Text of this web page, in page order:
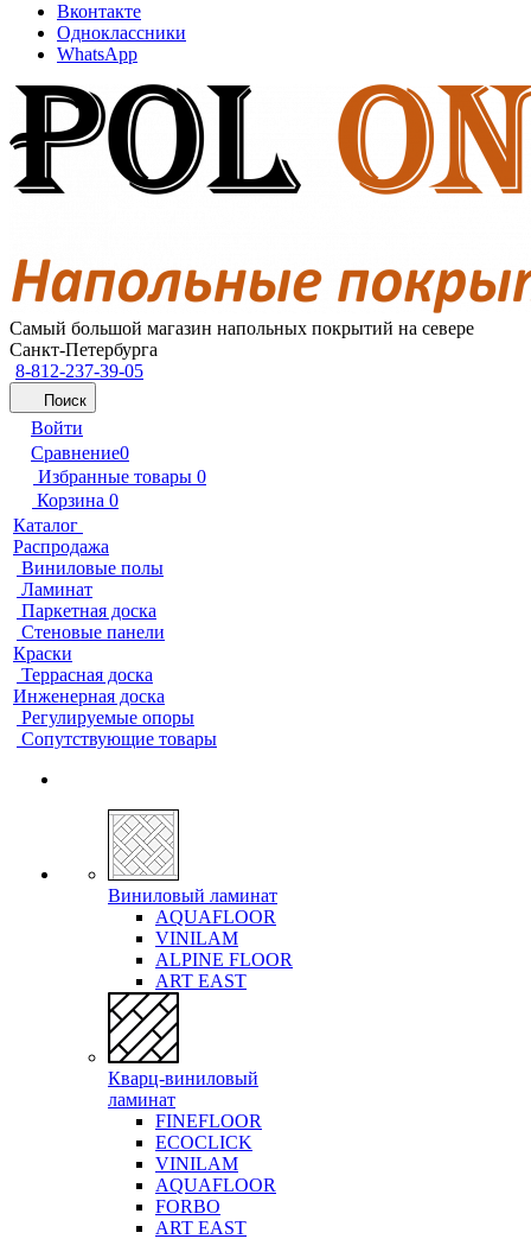
Вконтакте
Одноклассники
WhatsApp
Самый большой магазин напольных покрытий на севере
Санкт-Петербурга
8-812-237-39-05
Поиск
Войти
Сравнение0
Избранные товары 0
Корзина 0
Каталог
Распродажа
Виниловые полы
Ламинат
Паркетная доска
Стеновые панели
Краски
Террасная доска
Инженерная доска
Регулируемые опоры
Сопутствующие товары
Виниловый ламинат
AQUAFLOOR
VINILAM
ALPINE FLOOR
ART EAST
Кварц-виниловый
ламинат
FINEFLOOR
ECOCLICK
VINILAM
AQUAFLOOR
FORBO
ART EAST